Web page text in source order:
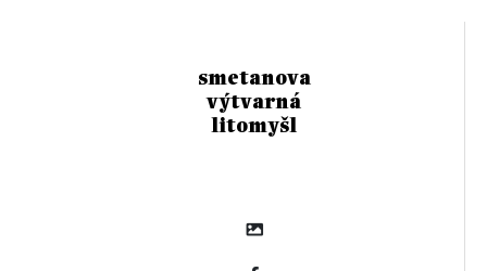
smetanova
výtvarná
litomyšl